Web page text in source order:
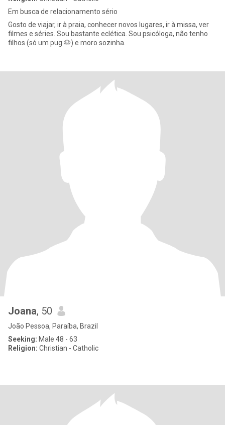
Em busca de relacionamento sério
Gosto de viajar, ir à praia, conhecer novos lugares, ir à missa, ver
filmes e séries. Sou bastante eclética. Sou psicóloga, não tenho
filhos (só um pug 🐶) e moro sozinha.
Joana, 50
João Pessoa, Paraíba, Brazil
Seeking: Male 48 - 63
Religion: Christian - Catholic